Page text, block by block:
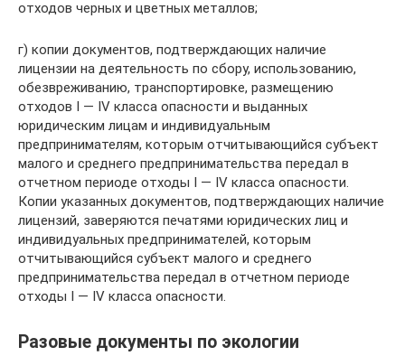
отходов черных и цветных металлов;
г) копии документов, подтверждающих наличие
лицензии на деятельность по сбору, использованию,
обезвреживанию, транспортировке, размещению
отходов I — IV класса опасности и выданных
юридическим лицам и индивидуальным
предпринимателям, которым отчитывающийся субъект
малого и среднего предпринимательства передал в
отчетном периоде отходы I — IV класса опасности.
Копии указанных документов, подтверждающих наличие
лицензий, заверяются печатями юридических лиц и
индивидуальных предпринимателей, которым
отчитывающийся субъект малого и среднего
предпринимательства передал в отчетном периоде
отходы I — IV класса опасности.
Разовые документы по экологии